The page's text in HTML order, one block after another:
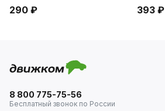
290 ₽ 393 ₽
8 800 775-75-56
Бесплатный звонок по России